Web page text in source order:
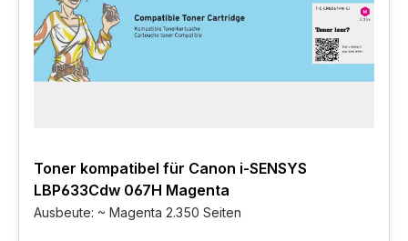
Toner kompatibel für Canon i-SENSYS
LBP633Cdw 067H Magenta
Ausbeute: ~ Magenta 2.350 Seiten